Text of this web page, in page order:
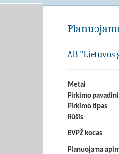
AB "Lietuvos
Metai
Pirkimo
Pirkimo tipas
Rūšis
BVPŽ kodas
Planuojama